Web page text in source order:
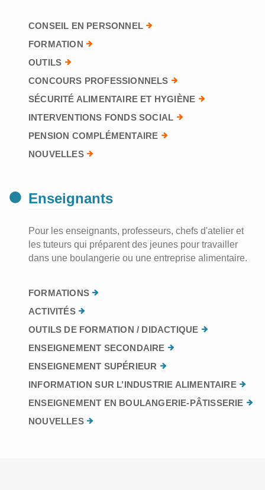
CONSEIL EN PERSONNEL
FORMATION
OUTILS
CONCOURS PROFESSIONNELS
SÉCURITÉ ALIMENTAIRE ET HYGIÈNE
INTERVENTIONS FONDS SOCIAL
PENSION COMPLÉMENTAIRE
NOUVELLES
Enseignants
Pour les enseignants, professeurs, chefs d'atelier et
les tuteurs qui préparent des jeunes pour travailler
dans une boulangerie ou une entreprise alimentaire.
FORMATIONS
ACTIVITÉS
OUTILS DE FORMATION / DIDACTIQUE
ENSEIGNEMENT SECONDAIRE
ENSEIGNEMENT SUPÉRIEUR
INFORMATION SUR L’INDUSTRIE ALIMENTAIRE
ENSEIGNEMENT EN BOULANGERIE-PÂTISSERIE
NOUVELLES